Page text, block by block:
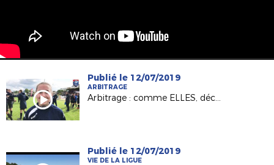
Publié le 12/07/2019
ARBITRAGE
Arbitrage : comme ELLES, découvrez le rôle d'arbitre !
Publié le 12/07/2019
VIE DE LA LIGUE